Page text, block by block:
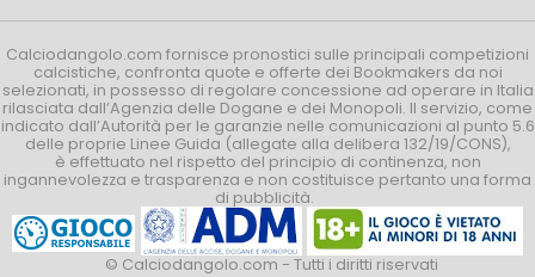
Calciodangolo.com fornisce pronostici sulle principali competizioni
calcistiche, confronta quote e offerte dei Bookmakers da noi
selezionati, in possesso di regolare concessione ad operare in Italia
rilasciata dall’Agenzia delle Dogane e dei Monopoli. Il servizio, come
indicato dall’Autorità per le garanzie nelle comunicazioni al punto 5.6
delle proprie Linee Guida (allegate alla delibera 132/19/CONS),
è effettuato nel rispetto del principio di continenza, non
ingannevolezza e trasparenza e non costituisce pertanto una forma
di pubblicità.
© Calciodangolo.com - Tutti i diritti riservati